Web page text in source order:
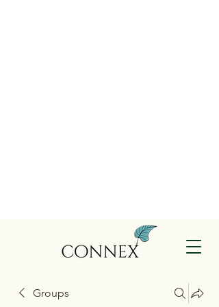
Groups